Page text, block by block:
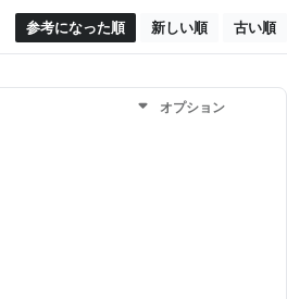
参考になった順 新しい順 古い順
オプション